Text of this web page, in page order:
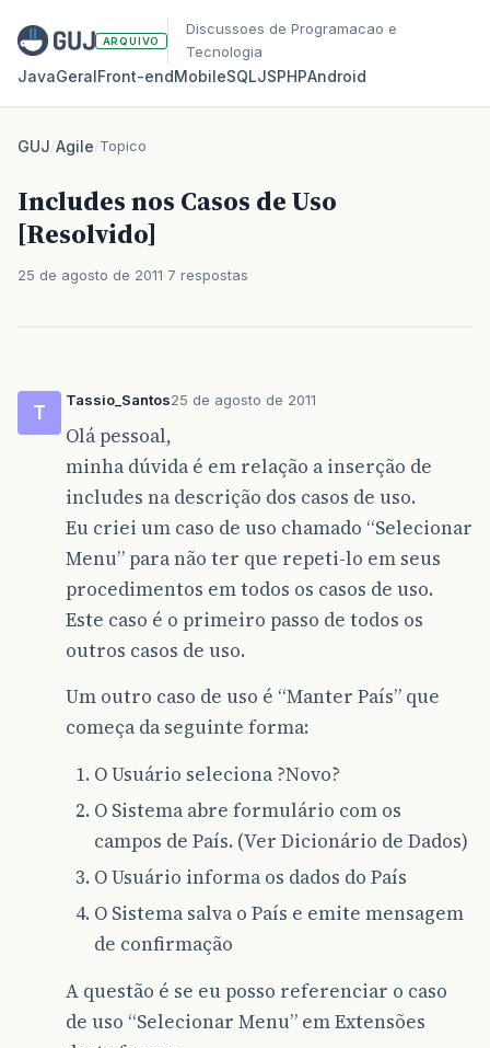
ARQUIVO
Discussoes de Programacao e
Tecnologia
JavaGeralFront‑endMobileSQLJSPHPAndroid
GUJ/Agile/Topico
Includes nos Casos de Uso
[Resolvido]
25 de agosto de 2011 7 respostas
T
Tassio_Santos25 de agosto de 2011
Olá pessoal,
minha dúvida é em relação a inserção de
includes na descrição dos casos de uso.
Eu criei um caso de uso chamado “Selecionar
Menu” para não ter que repeti-lo em seus
procedimentos em todos os casos de uso.
Este caso é o primeiro passo de todos os
outros casos de uso.
Um outro caso de uso é “Manter País” que
começa da seguinte forma:
O Usuário seleciona ?Novo?
O Sistema abre formulário com os
campos de País. (Ver Dicionário de Dados)
O Usuário informa os dados do País
O Sistema salva o País e emite mensagem
de confirmação
A questão é se eu posso referenciar o caso
de uso “Selecionar Menu” em Extensões